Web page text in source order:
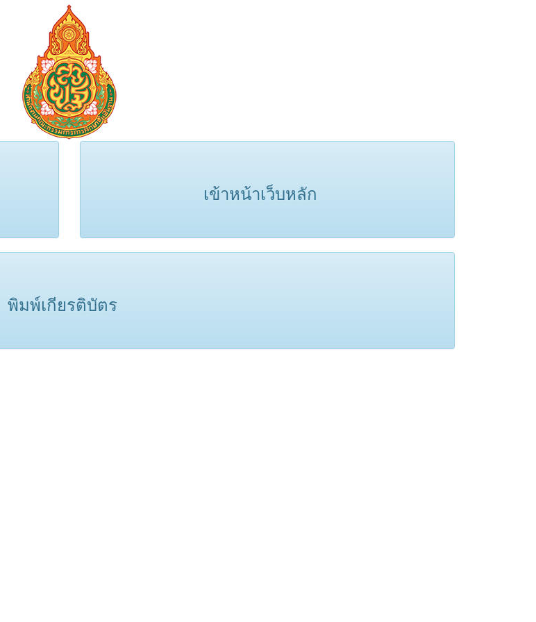
เข้าหน้าเว็บหลัก
พิมพ์เกียรติบัตร